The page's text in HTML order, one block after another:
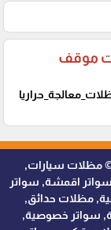
موقف
التميز للمظلات والسواتر - 0538402607 © مظلات سيارات,
اقمشة, سواتر
مظلات حدائق,
سواتر خصوصية,